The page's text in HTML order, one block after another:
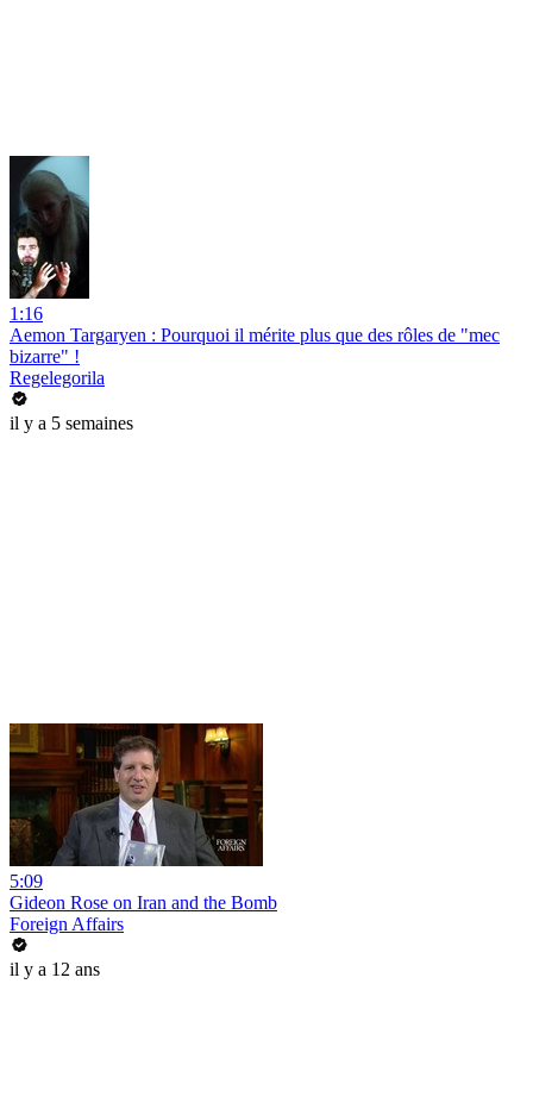
1:16
Aemon Targaryen : Pourquoi il mérite plus que des rôles de "mec
bizarre" !
Regelegorila
il y a 5 semaines
5:09
Gideon Rose on Iran and the Bomb
Foreign Affairs
il y a 12 ans